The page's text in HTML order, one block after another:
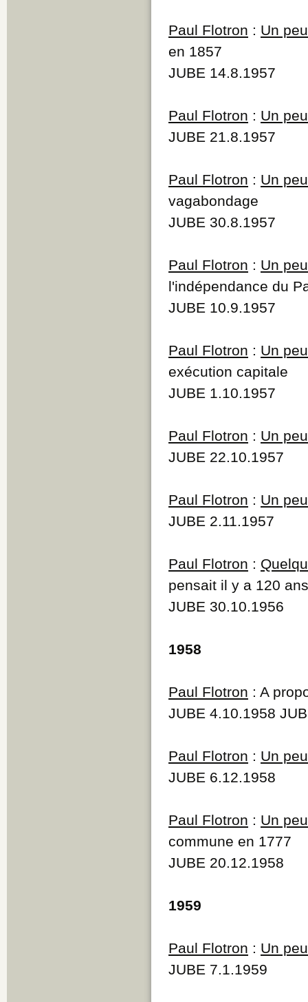
Paul Flotron : Un
en 1857
JUBE 14.8.1957
Paul Flotron : Un
JUBE 21.8.1957
Paul Flotron : Un
vagabondage
JUBE 30.8.1957
Paul Flotron : Un
l'indépendance du
JUBE 10.9.1957
Paul Flotron : Un
exécution capitale
JUBE 1.10.1957
Paul Flotron : Un
JUBE 22.10.1957
Paul Flotron : Un
JUBE 2.11.1957
Paul Flotron :
pensait il y a 120 ans
JUBE 30.10.1956
1958
Paul Flotron : A
JUBE 4.10.1958
Paul Flotron : Un
JUBE 6.12.1958
Paul Flotron : Un
commune en 1777
JUBE 20.12.1958
1959
Paul Flotron : Un
JUBE 7.1.1959